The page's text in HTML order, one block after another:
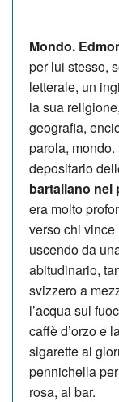
Mondo.
per lui stesso,
letterale, un
la sua
geografia,
parola, mondo.
depositario
bartaliano nel
era molto
verso chi
uscendo da
abitudinario,
svizzero a
l’acqua sul
caffè d’orzo e
sigarette al
pennichella
rosa, al bar.